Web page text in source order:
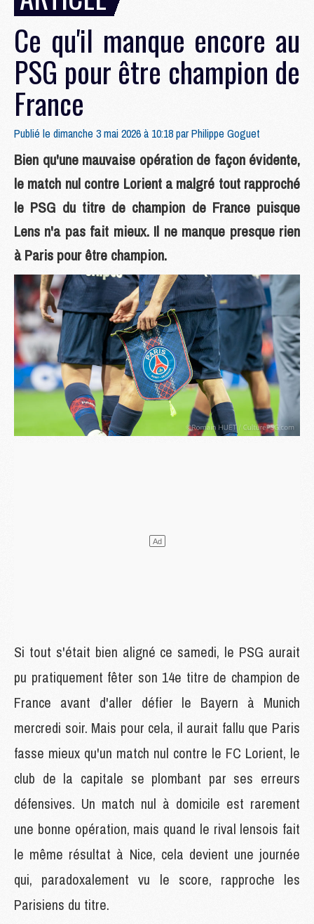
Ce qu'il manque encore au
PSG pour être champion de
France
Publié le dimanche 3 mai 2026 à 10:18 parPhilippe Goguet
Bien qu'une mauvaise opération de façon évidente,
le match nul contre Lorient a malgré tout rapproché
le PSG du titre de champion de France puisque
Lens n'a pas fait mieux. Il ne manque presque rien
à Paris pour être champion.
Si tout s'était bien aligné ce samedi, le PSG aurait
pu pratiquement fêter son 14e titre de champion de
France avant d'aller défier le Bayern à Munich
mercredi soir. Mais pour cela, il aurait fallu que Paris
fasse mieux qu'un match nul contre le FC Lorient, le
club de la capitale se plombant par ses erreurs
défensives. Un match nul à domicile est rarement
une bonne opération, mais quand le rival lensois fait
le même résultat à Nice, cela devient une journée
qui, paradoxalement vu le score, rapproche les
Parisiens du titre.